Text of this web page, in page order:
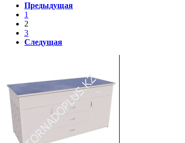
Предыдущая
1
2
3
Следущая